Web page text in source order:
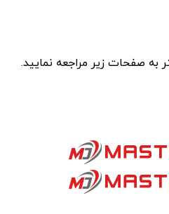
صفحات زیر مراجعه نمایید.